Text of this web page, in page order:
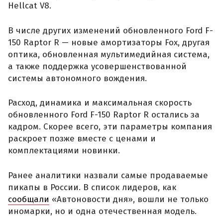
Hellcat V8.
В числе других изменений обновленного Ford F-
150 Raptor R — новые амортизаторы Fox, другая
оптика, обновленная мультимедийная система,
а также поддержка усовершенствованной
системы автономного вождения.
Расход, динамика и максимальная скорость
обновленного Ford F-150 Raptor R остались за
кадром. Скорее всего, эти параметры компания
раскроет позже вместе с ценами и
комплектациями новинки.
Ранее аналитики назвали самые продаваемые
пикапы в России. В список лидеров, как
сообщали «Автоновости дня», вошли не только
иномарки, но и одна отечественная модель.